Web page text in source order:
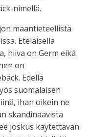
nimellä.
maantieteellistä
Eteläisellä
hiiva on Germ eikä
on
. Edellä
suomalaisen
ihan oikein ne
skandinaavista
joskus käytettävän